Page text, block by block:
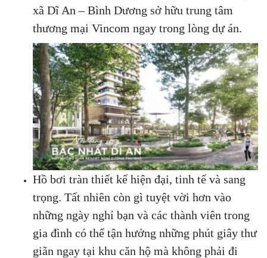
xã Dĩ An – Bình Dương sở hữu trung tâm
thương mại Vincom ngay trong lòng dự án.
Hồ bơi tràn thiết kế hiện đại, tinh tế và sang
trọng. Tất nhiên còn gì tuyệt vời hơn vào
những ngày nghỉ bạn và các thành viên trong
gia đình có thể tận hưởng những phút giây thư
giãn ngay tại khu căn hộ mà không phải đi